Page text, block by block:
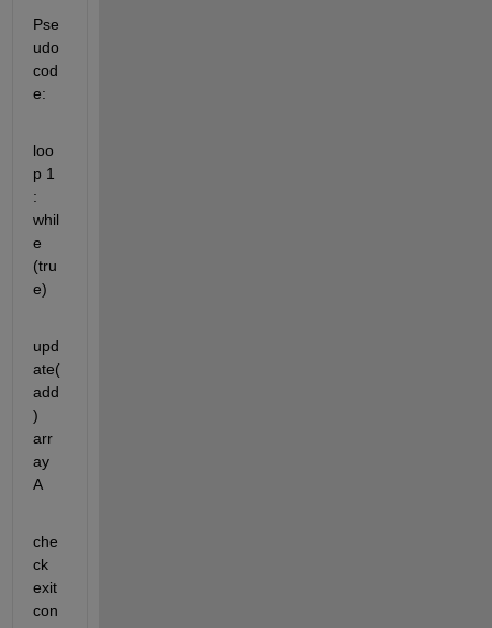
Pse
udo
cod
e:
loo
p 1
:
whil
e
(tru
e)
upd
ate(
add
)
arr
ay
A
che
ck
exit
con